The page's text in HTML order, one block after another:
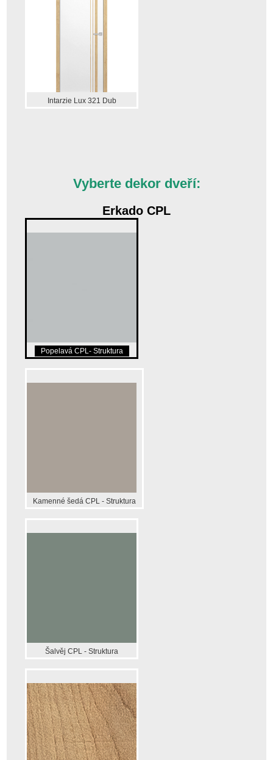
Intarzie Lux 321 Dub
Vyberte dekor dveří:
Erkado CPL
Popelavá CPL- Struktura
Kamenné šedá CPL - Struktura
Šalvěj CPL - Struktura